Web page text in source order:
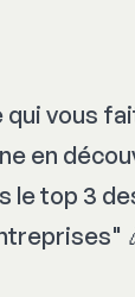
vous
en
le top 3